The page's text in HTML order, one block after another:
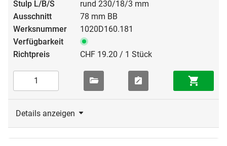
rund 230/18/3 mm
78 mm BB
1020D160.181
CHF 19.20 / 1 Stück
Details anzeigen